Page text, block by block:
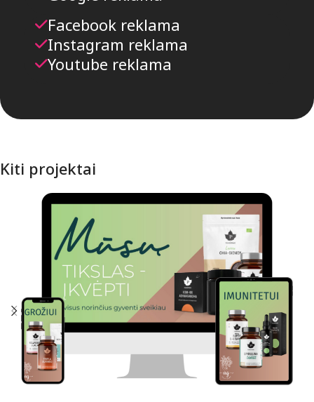
Facebook reklama
Instagram reklama
Youtube reklama
Kiti projektai